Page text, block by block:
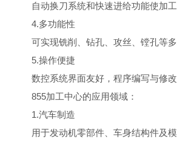
自动换刀系统和快速进给功能使加工
4.多功能性
可实现铣削、钻孔、攻丝、镗孔等多
5.操作便捷
数控系统界面友好，程序编写与修改
855加工中心的应用领域：
1.汽车制造
用于发动机零部件、车身结构件及模